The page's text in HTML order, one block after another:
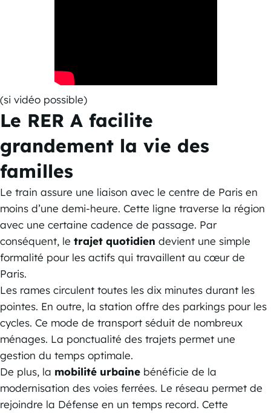
(si vidéo possible)
Le RER A facilite
grandement la vie des
familles
Le train assure une liaison avec le centre de Paris en
moins d’une demi-heure. Cette ligne traverse la région
avec une certaine cadence de passage. Par
conséquent, le trajet quotidien devient une simple
formalité pour les actifs qui travaillent au cœur de
Paris.
Les rames circulent toutes les dix minutes durant les
pointes. En outre, la station offre des parkings pour les
cycles. Ce mode de transport séduit de nombreux
ménages. La ponctualité des trajets permet une
gestion du temps optimale.
De plus, la mobilité urbaine bénéficie de la
modernisation des voies ferrées. Le réseau permet de
rejoindre la Défense en un temps record. Cette